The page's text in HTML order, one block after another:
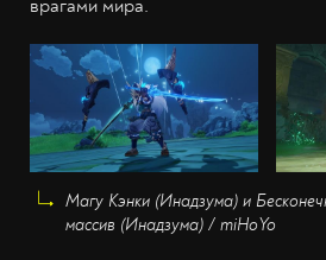
врагами мира.
Магу Кэнки (Инадзума) и
массив (Инадзума) / miHoYo